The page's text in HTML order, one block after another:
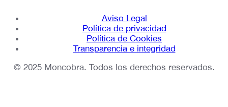
Aviso Legal
Política de privacidad
Política de Cookies
Transparencia e integridad
© 2025 Moncobra. Todos los derechos reservados.